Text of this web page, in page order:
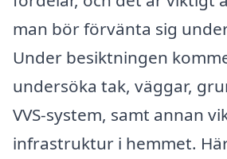
man bör förvänta sig
Under besiktningen
undersöka tak, väggar,
VVS-system, samt annan
infrastruktur i hemmet.